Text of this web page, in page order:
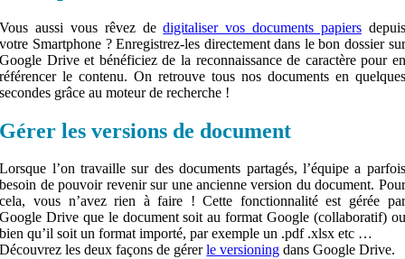
Vous aussi vous rêvez dedigitaliser vos documents papiersdepuis
votre Smartphone ? Enregistrez-les directement dans le bon dossier sur
Google Drive et bénéficiez de la reconnaissance de caractère pour en
référencer le contenu. On retrouve tous nos documents en quelques
secondes grâce au moteur de recherche !
Gérer les versions de document
Lorsque l’on travaille sur des documents partagés, l’équipe a parfois
besoin de pouvoir revenir sur une ancienne version du document. Pour
cela, vous n’avez rien à faire ! Cette fonctionnalité est gérée par
Google Drive que le document soit au format Google (collaboratif) ou
bien qu’il soit un format importé, par exemple un .pdf .xlsx etc …
Découvrez les deux façons de gérerle versioning dans Google Drive.